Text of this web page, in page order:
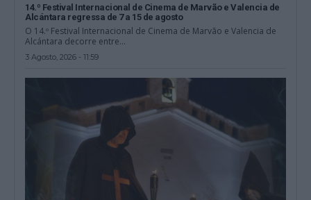
14.º Festival Internacional de Cinema de Marvão e Valencia de
Alcántara regressa de 7 a 15 de agosto
O 14.º Festival Internacional de Cinema de Marvão e Valencia de
Alcántara decorre entre...
3 Agosto, 2026 - 11:59